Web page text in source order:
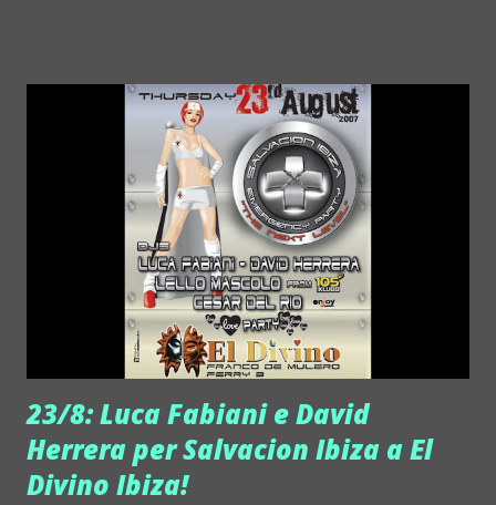
23/8: Luca Fabiani e David
Herrera per Salvacion Ibiza a El
Divino Ibiza!